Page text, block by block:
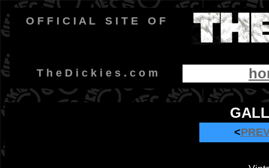
O F F I C I A L S I T E O F
T h e D i c k i e s . c o m
<